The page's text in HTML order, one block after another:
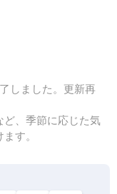
しました。更新再
ど、季節に応じた気
す。